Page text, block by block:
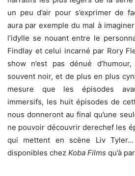
un peu d’air pour s’exprimer de
aura par exemple du mal à
l’idylle se nouant entre le
Findlay et celui incarné par Rory
show n’est pas dénué
souvent noir, et de plus en plus
mesure que les épisodes
immersifs, les huit épisodes de
nous donneront au final qu’une
ne pouvoir découvrir derechef les
qui mettent en scène Liv
disponibles chez Koba Films qu’à